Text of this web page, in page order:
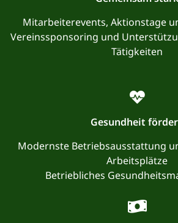
Mitarbeiterevents, Aktionstage
Vereinssponsoring und
Tätigkeiten
Gesundheit
Modernste Betriebsausstattung
Arbeitsplätze
Betriebliches